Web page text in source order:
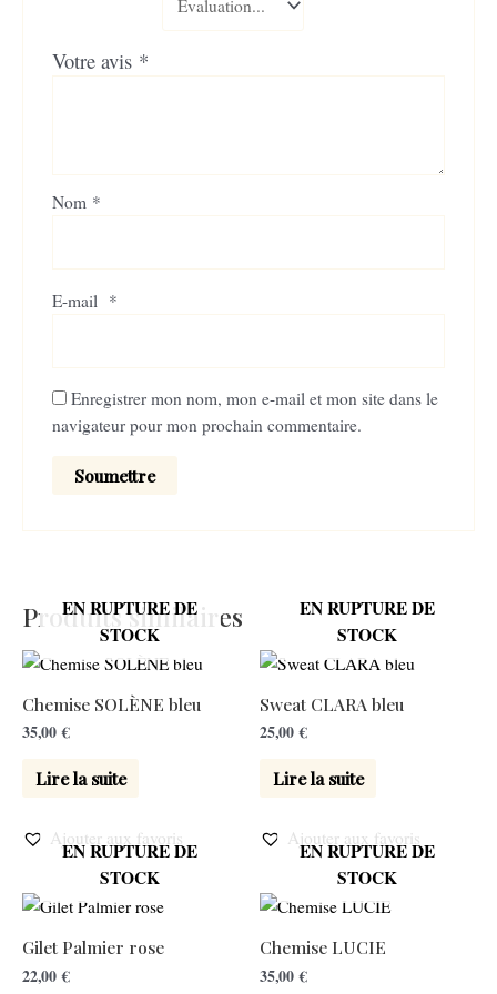
Votre avis *
Nom *
E-mail *
Enregistrer mon nom, mon e-mail et mon site dans le
navigateur pour mon prochain commentaire.
Produits similaires
EN RUPTURE DE
STOCK
Chemise SOLÈNE bleu
35,00€
Lire la suite
Ajouter aux favoris
EN RUPTURE DE
STOCK
Sweat CLARA bleu
25,00€
Lire la suite
Ajouter aux favoris
EN RUPTURE DE
STOCK
Gilet Palmier rose
22,00€
EN RUPTURE DE
STOCK
Chemise LUCIE
35,00€